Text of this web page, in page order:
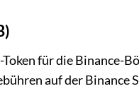
für die Binance-
auf der Binance